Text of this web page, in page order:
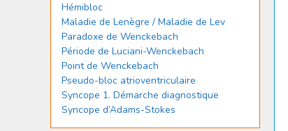
Hémibloc
Maladie de Lenègre / Maladie de Lev
Paradoxe de Wenckebach
Période de Luciani-Wenckebach
Point de Wenckebach
Pseudo-bloc atrioventriculaire
Syncope 1. Démarche diagnostique
Syncope d’Adams-Stokes